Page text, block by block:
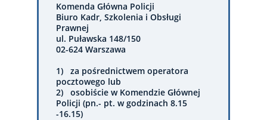
Komenda Główna Policji
Biuro Kadr, Szkolenia i Obsługi
Prawnej
ul. Puławska 148/150
02-624 Warszawa
1) za pośrednictwem operatora
pocztowego lub
2) osobiście w Komendzie Głównej
Policji (pn.- pt. w godzinach 8.15
-16.15)